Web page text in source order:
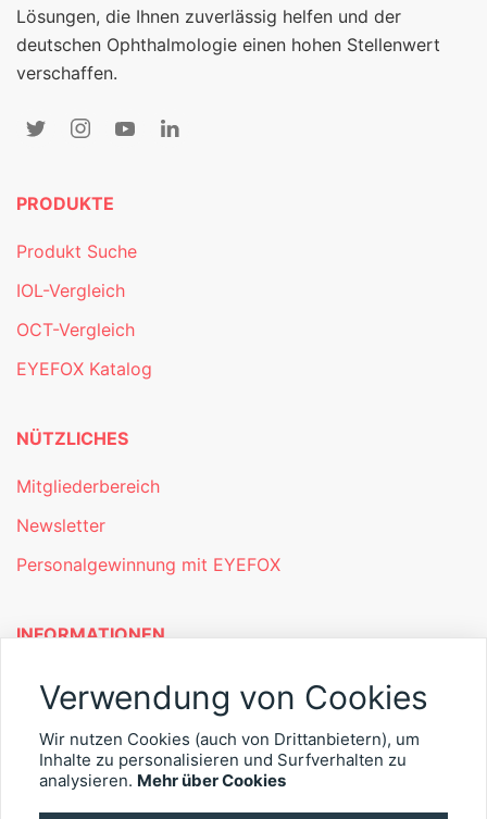
Lösungen, die Ihnen zuverlässig helfen und der
deutschen Ophthalmologie einen hohen Stellenwert
verschaffen.
PRODUKTE
Produkt Suche
IOL-Vergleich
OCT-Vergleich
EYEFOX Katalog
NÜTZLICHES
Mitgliederbereich
Newsletter
Personalgewinnung mit EYEFOX
INFORMATIONEN
Was ist EYEFOX – Ihre Möglichkeiten
Kontakt
Verwendung von Cookies
Wir nutzen Cookies (auch von Drittanbietern), um
Inhalte zu personalisieren und Surfverhalten zu
analysieren. Mehr über Cookies